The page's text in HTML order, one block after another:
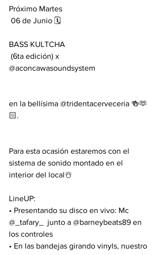
Próximo Martes
06 de Junio 🗓️
BASS KULTCHA
@aconcawasoundsystem
en la bellísima @tridentacerveceria 🍻🫶
🏻.
Para esta ocasión estaremos con el
sistema de sonido montado en el
interior del local☃️
LineUP:
• Presentando su disco en vivo: Mc
@_tafary_  junto a @barneybeats89 en
los controles
• En las bandejas girando vinyls, nuestro